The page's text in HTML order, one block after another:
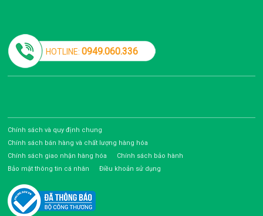
HOTLINE:0949.060.336
Chính sách và quy định chung
Chính sách bán hàng và chất lượng hàng hóa
Chính sách giao nhận hàng hóa
Chính sách bảo hành
Bảo mật thông tin cá nhân
Điều khoản sử dụng